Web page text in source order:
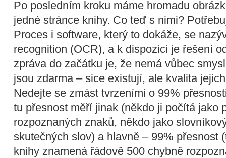
Po posledním kroku máme hromadu
jedné stránce knihy. Co teď s nimi?
Proces i software, který to dokáže, se
recognition (OCR), a k dispozici je řešení
zpráva do začátku je, že nemá vůbec
jsou zdarma – sice existují, ale kvalita
Nedejte se zmást tvrzeními o 99%
tu přesnost měří jinak (někdo ji počítá jako
rozpoznaných znaků, někdo jako
skutečných slov) a hlavně – 99% přesnost
knihy znamená řádově 500 chybně